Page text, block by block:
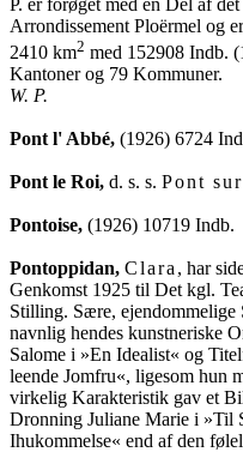
Arrondissement Ploërmel og
2410 km2 med 152908 Indb.
W. P.
Pont l' Abbé, (1926) 6724
Pont le Roi, d. s. s. Pont
Pontoise, (1926) 10719 Indb.
Pontoppidan, Clara , har
Genkomst 1925 til Det kgl.
Stilling. Sære, ejendommelige
navnlig hendes kunstneriske
Salome i »En Idealist« og
leende Jomfru«, ligesom hun
virkelig Karakteristik gav et
Dronning Juliane Marie i »Til
Ihukommelse« end af den